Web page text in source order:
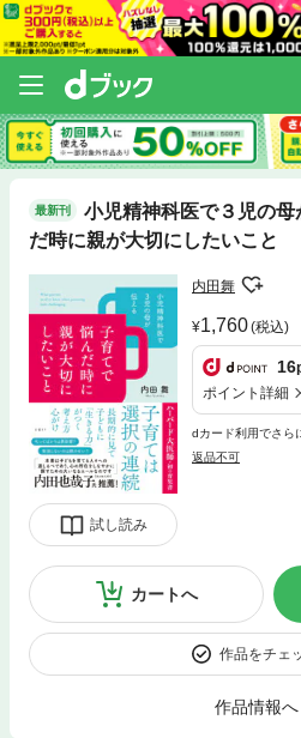
最新刊
小児精神科医で３児の
だ時に親が大切にしたいこと
試し読み
内田舞
1,760(税込)
16
ポイント詳細
dカード利用でさら
返品不可
カートへ
作品をチェ
作品情報へ